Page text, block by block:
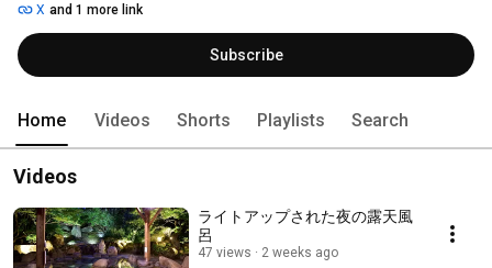
X and 1 more link
Subscribe
Home Videos Shorts Playlists Search
Videos
ライトアップされた夜の露天風
呂
47 views 2 weeks ago